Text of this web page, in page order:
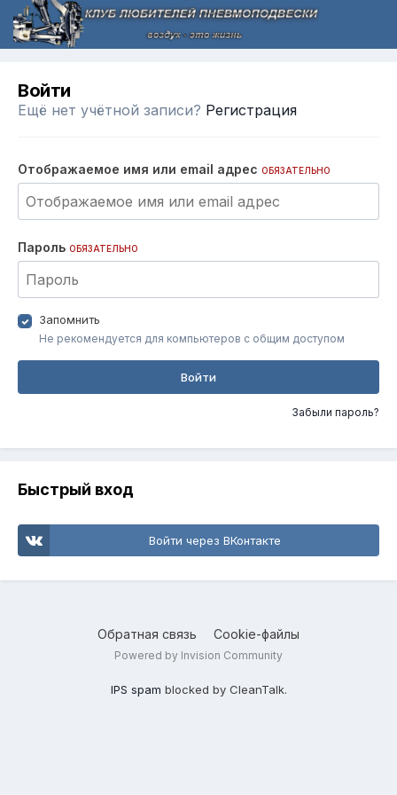
Войти
Ещё нет учётной записи? Регистрация
Отображаемое имя или email адрес ОБЯЗАТЕЛЬНО
Пароль ОБЯЗАТЕЛЬНО
Запомнить
Не рекомендуется для компьютеров с общим доступом
Войти
Забыли пароль?
Быстрый вход
Войти через ВКонтакте
Обратная связь Cookie-файлы
Powered by Invision Community
IPS spam blocked by CleanTalk.